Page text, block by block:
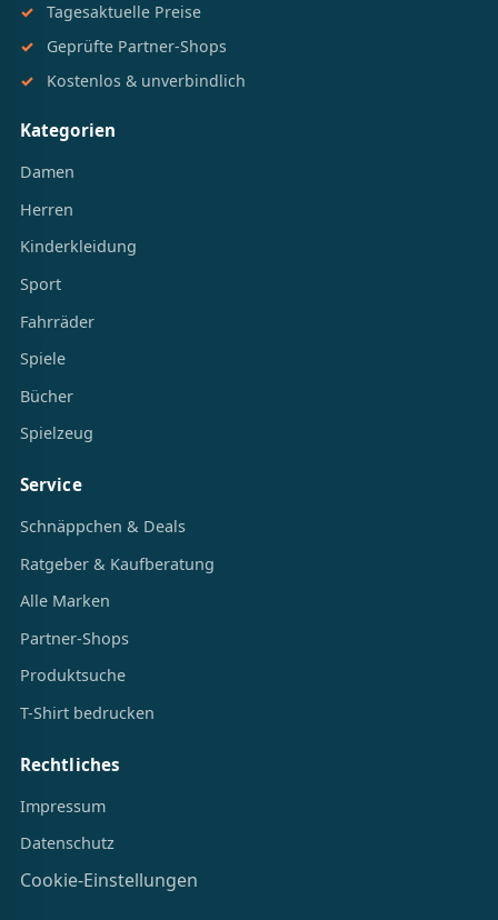
Tagesaktuelle Preise
Geprüfte Partner-Shops
Kostenlos & unverbindlich
Kategorien
Damen
Herren
Kinderkleidung
Sport
Fahrräder
Spiele
Bücher
Spielzeug
Service
Schnäppchen & Deals
Ratgeber & Kaufberatung
Alle Marken
Partner-Shops
Produktsuche
T-Shirt bedrucken
Rechtliches
Impressum
Datenschutz
Cookie-Einstellungen